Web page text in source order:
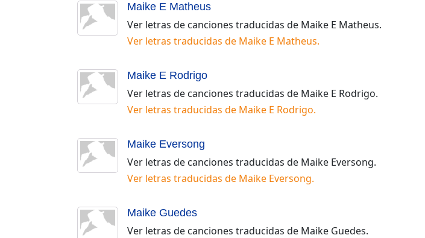
Maike E Matheus
Ver letras de canciones traducidas de Maike E Matheus.
Ver letras traducidas de Maike E Matheus.
Maike E Rodrigo
Ver letras de canciones traducidas de Maike E Rodrigo.
Ver letras traducidas de Maike E Rodrigo.
Maike Eversong
Ver letras de canciones traducidas de Maike Eversong.
Ver letras traducidas de Maike Eversong.
Maike Guedes
Ver letras de canciones traducidas de Maike Guedes.